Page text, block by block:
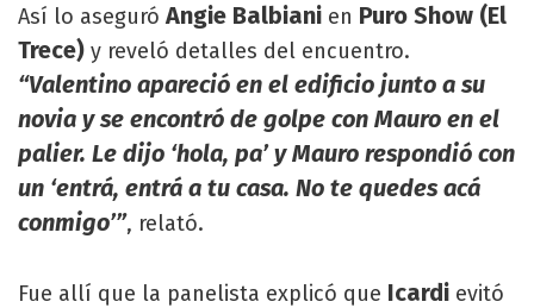
Así lo aseguróAngie Balbiani en Puro Show (El
Trece) y reveló detalles del encuentro.
“Valentino apareció en el edificio junto a su
novia y se encontró de golpe con Mauro en el
palier. Le dijo ‘hola, pa’ y Mauro respondió con
un ‘entrá, entrá a tu casa. No te quedes acá
conmigo’”, relató.
Fue allí que la panelista explicó que Icardi evitó